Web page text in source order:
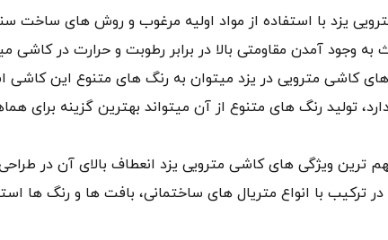
یزد با استفاده از مواد اولیه مرغوب و روش های ساخت
به وجود آمدن مقاومتی بالا در برابر رطوبت و حرارت در کاشی
های کاشی مترویی در یزد میتوان به رنگ های متنوع این کاشی
تولید رنگ های متنوع از آن میتواند بهترین گزینه برای
ترین ویژگی های کاشی مترویی یزد انعطاف بالای آن در
ترکیب با انواع متریال های ساختمانی، بافت ها و رنگ ها